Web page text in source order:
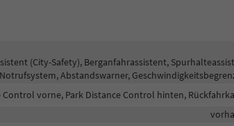
(City-Safety), Berganfahrassistent,
Abstandswarner,
Control vorne, Park Distance Control hinten,